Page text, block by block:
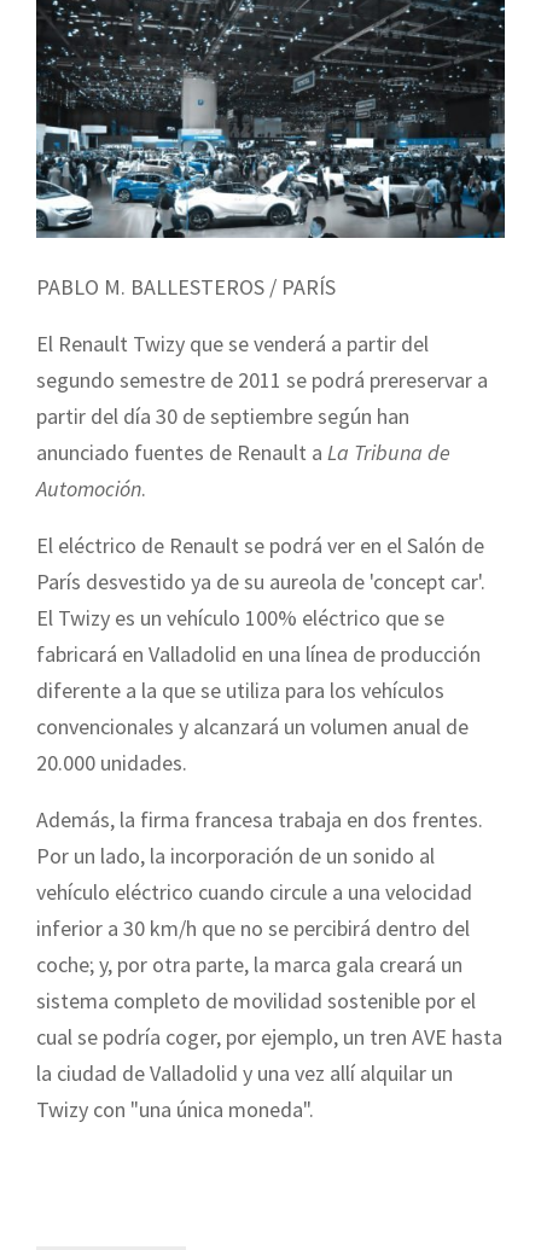
PABLO M. BALLESTEROS / PARÍS
El Renault Twizy que se venderá a partir del
segundo semestre de 2011 se podrá prereservar a
partir del día 30 de septiembre según han
anunciado fuentes de Renault a La Tribuna de
Automoción.
El eléctrico de Renault se podrá ver en el Salón de
París desvestido ya de su aureola de 'concept car'.
El Twizy es un vehículo 100% eléctrico que se
fabricará en Valladolid en una línea de producción
diferente a la que se utiliza para los vehículos
convencionales y alcanzará un volumen anual de
20.000 unidades.
Además, la firma francesa trabaja en dos frentes.
Por un lado, la incorporación de un sonido al
vehículo eléctrico cuando circule a una velocidad
inferior a 30 km/h que no se percibirá dentro del
coche; y, por otra parte, la marca gala creará un
sistema completo de movilidad sostenible por el
cual se podría coger, por ejemplo, un tren AVE hasta
la ciudad de Valladolid y una vez allí alquilar un
Twizy con "una única moneda".